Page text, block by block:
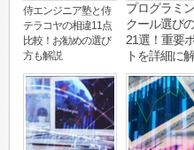
侍エンジニア塾と侍
テラコヤの相違11点
比較！お勧めの選び
方も解説
プログラミ
クール選び
21選！重要
トを詳細に